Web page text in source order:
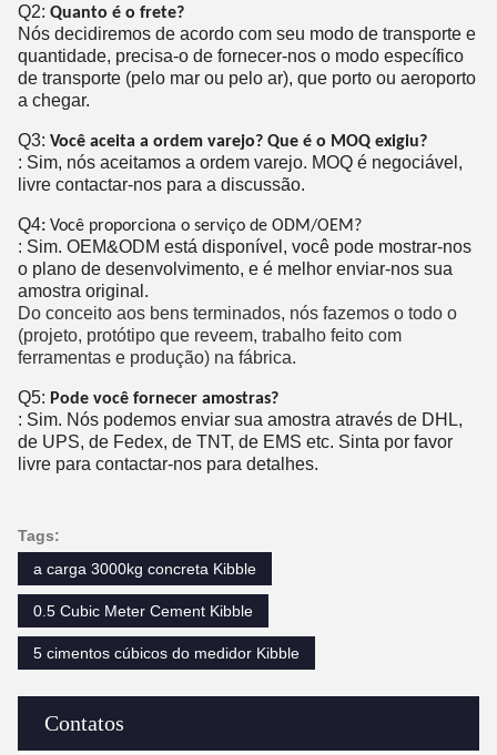
Contatos
Q2: Quanto é o frete?
Nós decidiremos de acordo com seu modo de transporte e
quantidade, precisa-o de fornecer-nos o modo específico
de transporte (pelo mar ou pelo ar), que porto ou aeroporto
a chegar.
Q3: Você aceita a ordem varejo? Que é o MOQ exigiu?
: Sim, nós aceitamos a ordem varejo. MOQ é negociável,
livre contactar-nos para a discussão.
Q4: Você proporciona o serviço de ODM/OEM?
: Sim. OEM&ODM está disponível, você pode mostrar-nos
o plano de desenvolvimento, e é melhor enviar-nos sua
amostra original.
Do conceito aos bens terminados, nós fazemos o todo o
(projeto, protótipo que reveem, trabalho feito com
ferramentas e produção) na fábrica.
Q5: Pode você fornecer amostras?
: Sim. Nós podemos enviar sua amostra através de DHL,
de UPS, de Fedex, de TNT, de EMS etc. Sinta por favor
livre para contactar-nos para detalhes.
Tags:
a carga 3000kg concreta Kibble
0.5 Cubic Meter Cement Kibble
5 cimentos cúbicos do medidor Kibble